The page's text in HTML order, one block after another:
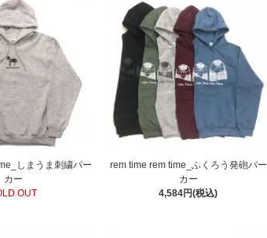
しまうま刺繍パー
カー
OUT
rem time rem time_ふくろう発砲パー
カー
4,584円(税込)